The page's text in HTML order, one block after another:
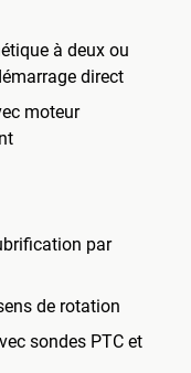
à deux ou
direct
moteur
par
de rotation
sondes PTC et